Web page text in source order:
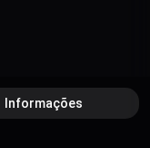
Informações